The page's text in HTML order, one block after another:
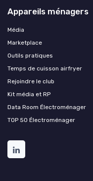
Appareils ménagers
Média
Marketplace
Outils pratiques
Temps de cuisson airfryer
Rejoindre le club
Kit média et RP
Data Room Électroménager
TOP 50 Électroménager